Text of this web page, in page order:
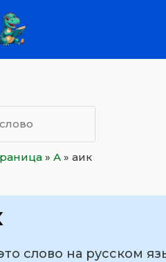
» А » аик
слово на русском